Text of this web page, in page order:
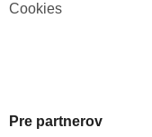
Cookies
Pre partnerov